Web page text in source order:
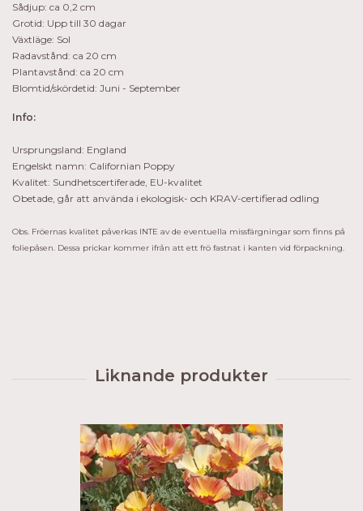
Sådjup: ca 0,2 cm
Grotid: Upp till 30 dagar
Växtläge: Sol
Radavstånd: ca 20 cm
Plantavstånd: ca 20 cm
Blomtid/skördetid: Juni - September
Info:
Ursprungsland: England
Engelskt namn: Californian Poppy
Kvalitet: Sundhetscertiferade, EU-kvalitet
Obetade, går att använda i ekologisk- och KRAV-certifierad odling
Obs. Fröernas kvalitet påverkas INTE av de eventuella missfärgningar som finns på
foliepåsen. Dessa prickar kommer ifrån att ett frö fastnat i kanten vid förpackning.